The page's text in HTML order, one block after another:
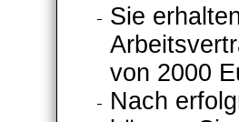
Sie
von 2000
Nach